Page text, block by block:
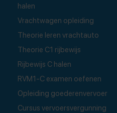
halen
Vrachtwagen opleiding
Theorie leren vrachtauto
Theorie C1 rijbewijs
Rijbewijs C halen
RVM1-C examen oefenen
Opleiding goederenvervoer
Cursus vervoersvergunning